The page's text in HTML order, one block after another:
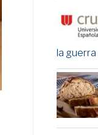
la guerra